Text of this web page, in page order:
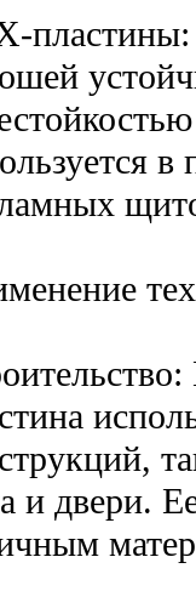
пластины:
и двери.